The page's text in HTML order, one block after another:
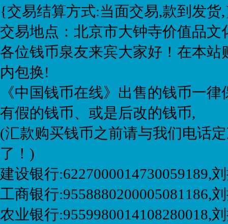
{交易结算方式:当面交易,款到发货
交易地点：北京市大钟寺价值品文
各位钱币泉友来宾大家好！在本
内包换!
《中国钱币在线》出售的钱币一
有假的钱币、或是后改的钱币,
(汇款购买钱币之前请与我们电话
了！)
建设银行:6227000014730059189,
工商银行:9558880200005081186,
农业银行:9559980014108280018,